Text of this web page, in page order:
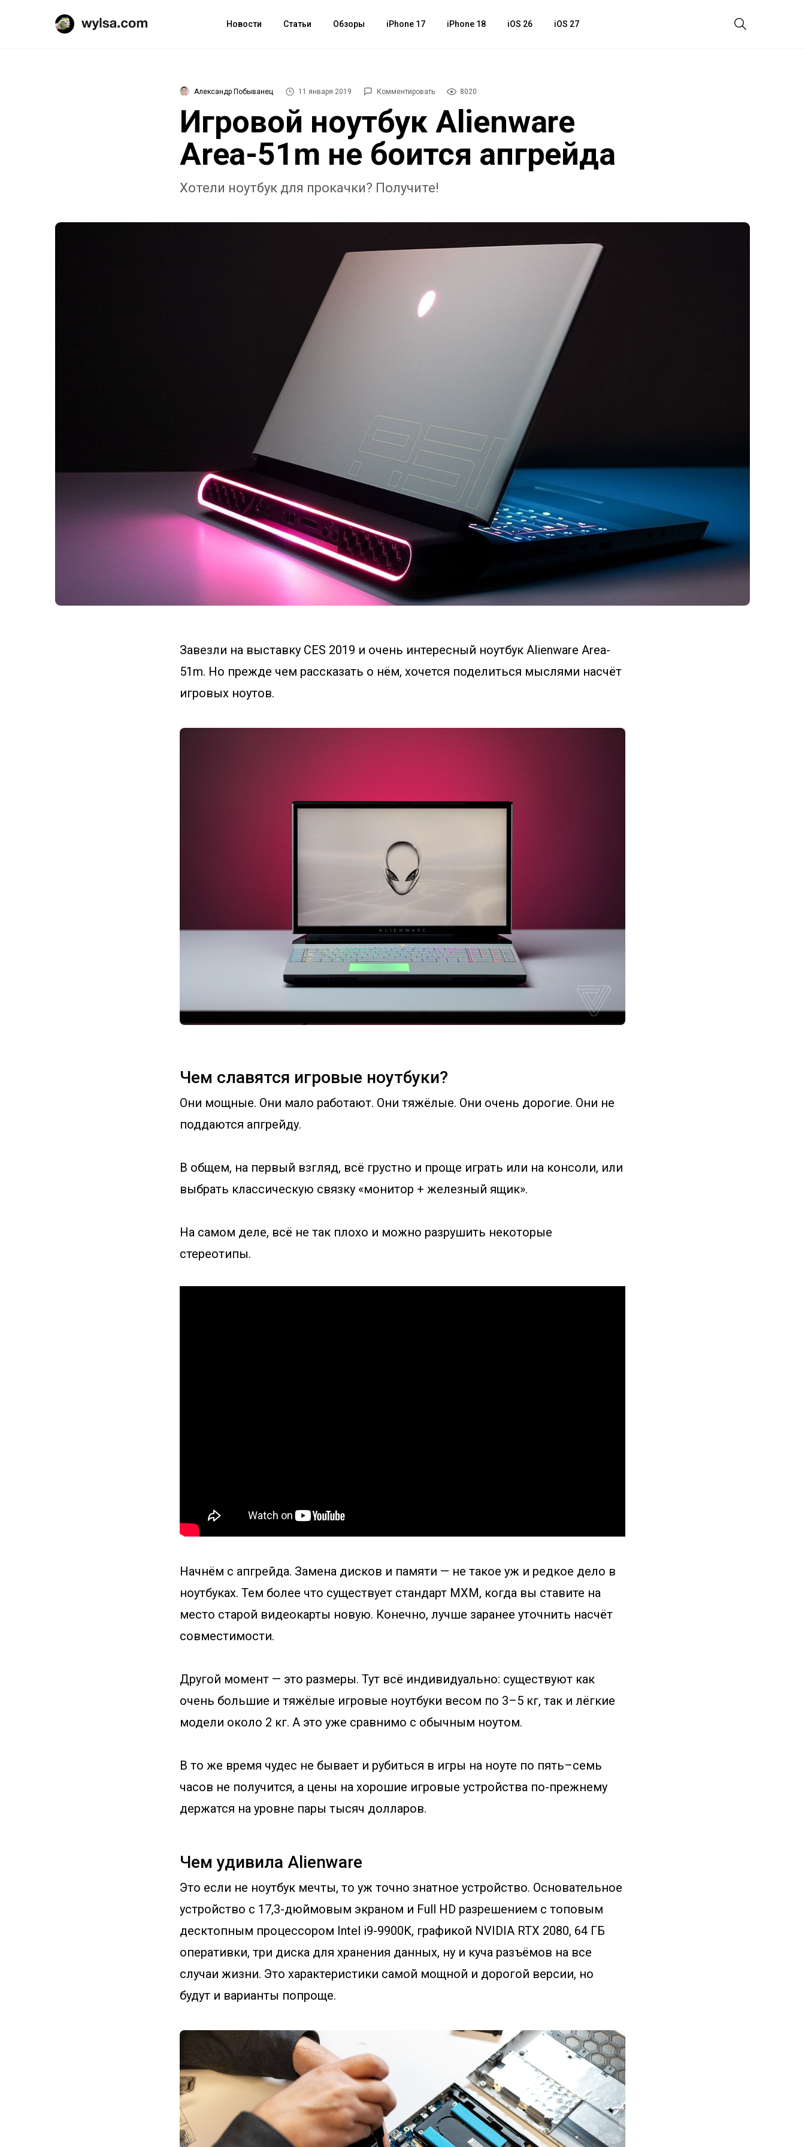
Новости Статьи Обзоры iPhone 17 iPhone 18 iOS 26 iOS 27
Александр Побыванец 11 января 2019 Комментировать 8020
Игровой ноутбук Alienware
Area-51m не боится апгрейда
Хотели ноутбук для прокачки? Получите!
Завезли на выставку CES 2019 и очень интересный ноутбук Alienware Area-
51m. Но прежде чем рассказать о нём, хочется поделиться мыслями насчёт
игровых ноутов.
Чем славятся игровые ноутбуки?
Они мощные. Они мало работают. Они тяжёлые. Они очень дорогие. Они не
поддаются апгрейду.
В общем, на первый взгляд, всё грустно и проще играть или на консоли, или
выбрать классическую связку «монитор + железный ящик».
На самом деле, всё не так плохо и можно разрушить некоторые
стереотипы.
Начнём с апгрейда. Замена дисков и памяти — не такое уж и редкое дело в
ноутбуках. Тем более что существует стандарт MXM, когда вы ставите на
место старой видеокарты новую. Конечно, лучше заранее уточнить насчёт
совместимости.
Другой момент — это размеры. Тут всё индивидуально: существуют как
очень большие и тяжёлые игровые ноутбуки весом по 3–5 кг, так и лёгкие
модели около 2 кг. А это уже сравнимо с обычным ноутом.
В то же время чудес не бывает и рубиться в игры на ноуте по пять–семь
часов не получится, а цены на хорошие игровые устройства по-прежнему
держатся на уровне пары тысяч долларов.
Чем удивила Alienware
Это если не ноутбук мечты, то уж точно знатное устройство. Основательное
устройство с 17,3-дюймовым экраном и Full HD разрешением с топовым
десктопным процессором Intel i9-9900K, графикой NVIDIA RTX 2080, 64 ГБ
оперативки, три диска для хранения данных, ну и куча разъёмов на все
случаи жизни. Это характеристики самой мощной и дорогой версии, но
будут и варианты попроще.